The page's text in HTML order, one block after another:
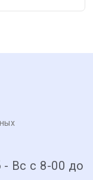
Вс с 8-00 до